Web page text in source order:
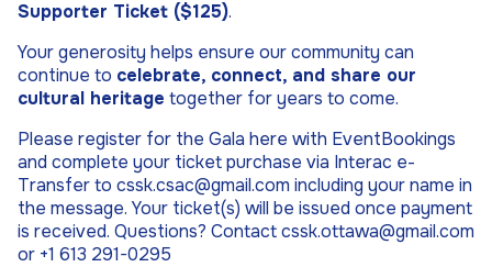
Supporter Ticket ($125).
Your generosity helps ensure our community can
continue to celebrate, connect, and share our
cultural heritage together for years to come.
Please register for the Gala here with EventBookings
and complete your ticket purchase via Interac e-
Transfer to cssk.csac@gmail.com including your name in
the message. Your ticket(s) will be issued once payment
is received. Questions? Contact cssk.ottawa@gmail.com
or +1 613 291-0295